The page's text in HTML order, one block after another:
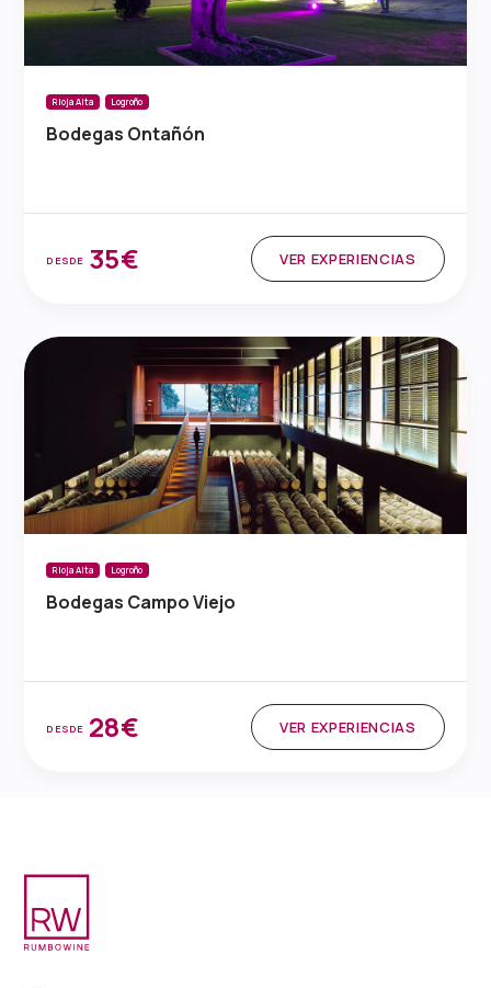
Rioja Alta Logroño
Bodegas Ontañón
DESDE 35€ VER EXPERIENCIAS
Rioja Alta Logroño
Bodegas Campo Viejo
DESDE 28€ VER EXPERIENCIAS